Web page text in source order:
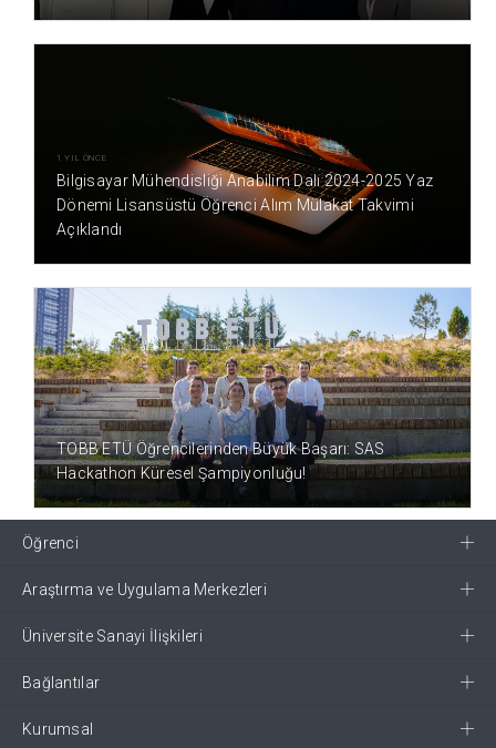
1 YIL ÖNCE
Bilgisayar Mühendisliği Anabilim Dalı 2024-2025 Yaz
Dönemi Lisansüstü Öğrenci Alım Mülakat Takvimi
Açıklandı
1 YIL ÖNCE
TOBB ETÜ Öğrencilerinden Büyük Başarı: SAS
Hackathon Küresel Şampiyonluğu!
Öğrenci
Araştırma ve Uygulama Merkezleri
Üniversite Sanayi İlişkileri
Bağlantılar
Kurumsal